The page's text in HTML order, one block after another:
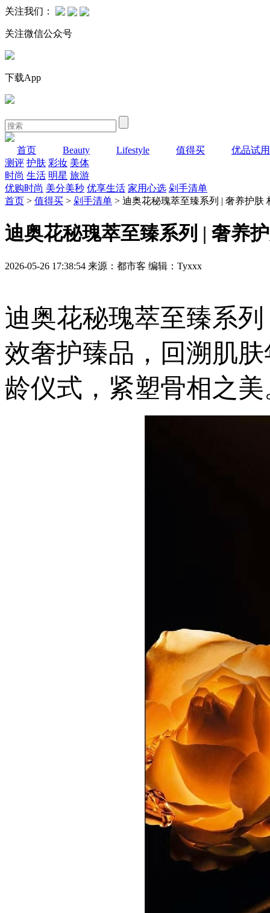
关注我们：
关注微信公众号
下载App
首页 Beauty Lifestyle 值得买
优品试用
测评 护肤 彩妆 美体
时尚 生活 明星 旅游
优购时尚 美分美秒 优享生活 家用心选 剁手清单
首页 > 值得买 > 剁手清单 > 迪奥花秘瑰萃至臻系列 | 奢养护肤
迪奥花秘瑰萃至臻系列 | 奢养
2026-05-26 17:38:54 来源：都市客 编辑：Tyxxx
迪奥花秘瑰萃至臻系
效奢护臻品，回溯肌
龄仪式，紧塑骨相之美